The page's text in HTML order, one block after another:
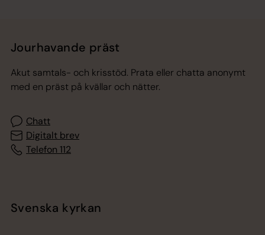
Jourhavande präst
Akut samtals- och krisstöd. Prata eller chatta anonymt
med en präst på kvällar och nätter.
Chatt
Digitalt brev
Telefon 112
Svenska kyrkan